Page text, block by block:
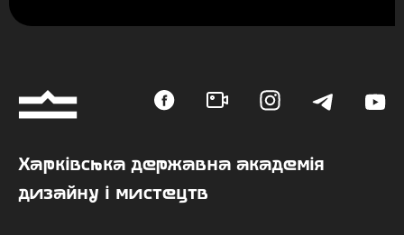
Харківська державна академія
дизайну і мистецтв